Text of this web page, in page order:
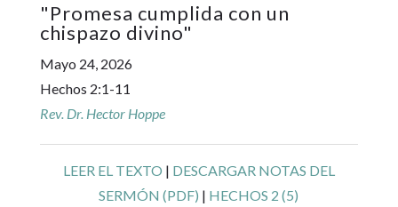
"Promesa cumplida con un
chispazo divino"
Mayo 24, 2026
Hechos 2:1-11
Rev. Dr. Hector Hoppe
LEER EL TEXTO | DESCARGAR NOTAS DEL
SERMÓN (PDF) | HECHOS 2 (5)